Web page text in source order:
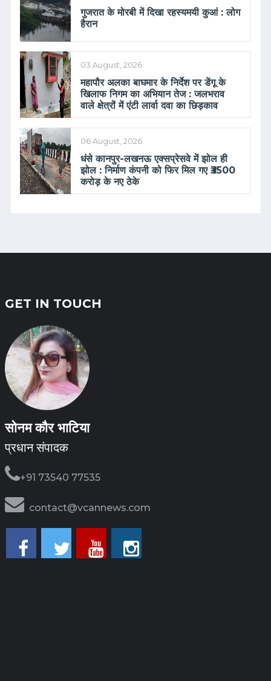
गुजरात के मोरबी में दिखा रहस्यमयी कुआं : लोग
हैरान
03 August, 2026
महापौर अलका बाघमार के निर्देश पर डेंगू के
खिलाफ निगम का अभियान तेज : जलभराव
वाले क्षेत्रों में एंटी लार्वा दवा का छिड़काव
06 August, 2026
धंसे कानपुर-लखनऊ एक्सप्रेसवे में झोल ही
झोल : निर्माण कंपनी को फिर मिल गए ₹3500
करोड़ के नए ठेके
GET IN TOUCH
सोनम कौर भाटिया
प्रधान संपादक
+91 73540 77535
contact@vcannews.com